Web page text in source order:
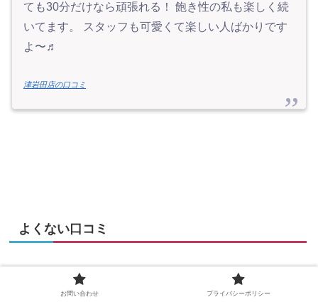
ても30分だけなら頑張れる！ 飽き性の私も楽しく続
いてます。 スタッフも可愛くて楽しい人ばかりです
よ〜♬
津岩田店の口コミ
よくない口コミ
お問い合わせ プライバシーポリシー